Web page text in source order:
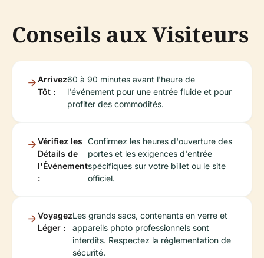
Conseils aux Visiteurs
Arrivez
Tôt :
60 à 90 minutes avant l'heure de
l'événement pour une entrée fluide et pour
profiter des commodités.
Vérifiez les
Détails de
l'Événement
:
Confirmez les heures d'ouverture des
portes et les exigences d'entrée
spécifiques sur votre billet ou le site
officiel.
Voyagez
Léger :
Les grands sacs, contenants en verre et
appareils photo professionnels sont
interdits. Respectez la réglementation de
sécurité.